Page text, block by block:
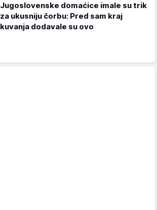
Jugoslovenske domaćice imale su trik
za ukusniju čorbu: Pred sam kraj
kuvanja dodavale su ovo